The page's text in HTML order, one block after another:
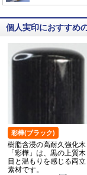
個人実印におすすめ
彩樺(ブラック)
樹脂含浸の高耐久強化木
「彩樺」は、黒の上質木
目と温もりを感じる両立
素材です。